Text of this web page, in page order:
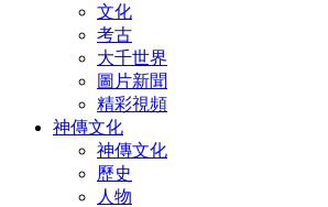
文化
考古
大千世界
圖片新聞
精彩視頻
神傳文化
神傳文化
歷史
人物